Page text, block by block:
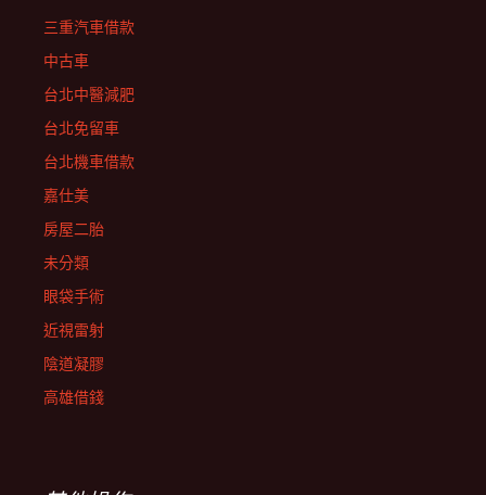
三重汽車借款
中古車
台北中醫減肥
台北免留車
台北機車借款
嘉仕美
房屋二胎
未分類
眼袋手術
近視雷射
陰道凝膠
高雄借錢